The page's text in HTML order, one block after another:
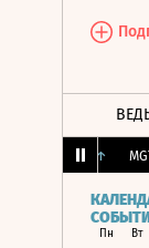
Пн Вт